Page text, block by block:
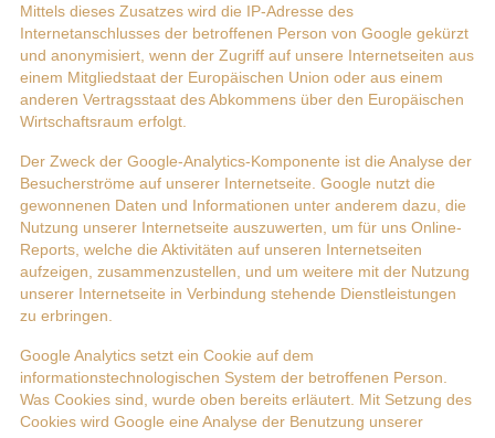
Mittels dieses Zusatzes wird die IP-Adresse des
Internetanschlusses der betroffenen Person von Google gekürzt
und anonymisiert, wenn der Zugriff auf unsere Internetseiten aus
einem Mitgliedstaat der Europäischen Union oder aus einem
anderen Vertragsstaat des Abkommens über den Europäischen
Wirtschaftsraum erfolgt.
Der Zweck der Google-Analytics-Komponente ist die Analyse der
Besucherströme auf unserer Internetseite. Google nutzt die
gewonnenen Daten und Informationen unter anderem dazu, die
Nutzung unserer Internetseite auszuwerten, um für uns Online-
Reports, welche die Aktivitäten auf unseren Internetseiten
aufzeigen, zusammenzustellen, und um weitere mit der Nutzung
unserer Internetseite in Verbindung stehende Dienstleistungen
zu erbringen.
Google Analytics setzt ein Cookie auf dem
informationstechnologischen System der betroffenen Person.
Was Cookies sind, wurde oben bereits erläutert. Mit Setzung des
Cookies wird Google eine Analyse der Benutzung unserer